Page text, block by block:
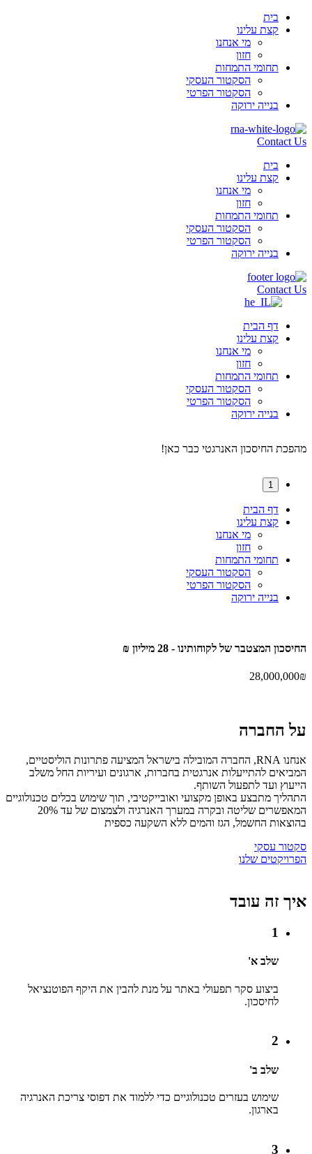
בית
קצת עלינו
מי אנחנו
חזון
תחומי התמחות
הסקטור העסקי
הסקטור הפרטי
בנייה ירוקה
Contact Us
בית
קצת עלינו
מי אנחנו
חזון
תחומי התמחות
הסקטור העסקי
הסקטור הפרטי
בנייה ירוקה
Contact Us
דף הבית
קצת עלינו
מי אנחנו
חזון
תחומי התמחות
הסקטור העסקי
הסקטור הפרטי
בנייה ירוקה
מהפכת החיסכון האנרגטי כבר כאן!
1
דף הבית
קצת עלינו
מי אנחנו
חזון
תחומי התמחות
הסקטור העסקי
הסקטור הפרטי
בנייה ירוקה
החיסכון המצטבר של לקוחותינו -
28,000,000₪
על החברה
אנחנו RNA, החברה המובילה בישראל המציעה פתרונות הוליסטיים,
המביאים להתייעלות אנרגטית בחברות, ארגונים ועיריות החל משלב
הייעוץ ועד לתפעול השותף.
התהליך מתבצע באופן מקצועי ואובייקטיבי, תוך שימוש בכלים טכנולוגיים
המאפשרים שליטה ובקרה במערך האנרגיה ולצמצום של עד 20%
בהוצאות החשמל, הגז והמים ללא השקעה כספית
סקטור עסקי
הפרויקטים שלנו
איך זה עובד
1
שלב א'
ביצוע סקר תפעולי באתר על מנת להבין את היקף הפוטנציאל
לחיסכון.
2
שלב ב'
שימוש בעזרים טכנולוגיים כדי ללמוד את דפוסי צריכת האנרגיה
בארגון.
3